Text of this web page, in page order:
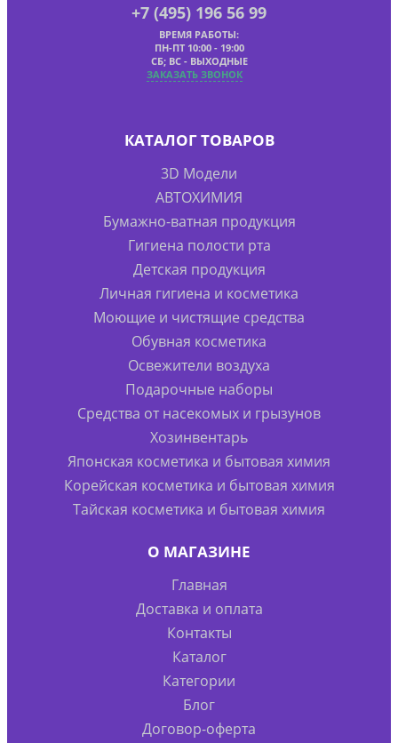
+7 (495) 196 56 99
ВРЕМЯ РАБОТЫ:
ПН-ПТ 10:00 - 19:00
СБ; ВС - ВЫХОДНЫЕ
ЗАКАЗАТЬ ЗВОНОК
КАТАЛОГ ТОВАРОВ
3D Модели
АВТОХИМИЯ
Бумажно-ватная продукция
Гигиена полости рта
Детская продукция
Личная гигиена и косметика
Моющие и чистящие средства
Обувная косметика
Освежители воздуха
Подарочные наборы
Средства от насекомых и грызунов
Хозинвентарь
Японская косметика и бытовая химия
Корейская косметика и бытовая химия
Тайская косметика и бытовая химия
О МАГАЗИНЕ
Главная
Доставка и оплата
Контакты
Каталог
Категории
Блог
Договор-оферта